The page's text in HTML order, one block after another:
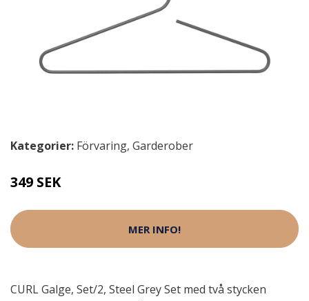
Kategorier: Förvaring, Garderober
349 SEK
MER INFO!
CURL Galge, Set/2, Steel Grey Set med två stycken